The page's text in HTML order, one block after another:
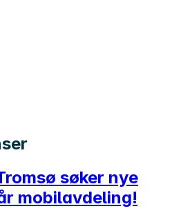
søker nye
mobilavdeling!